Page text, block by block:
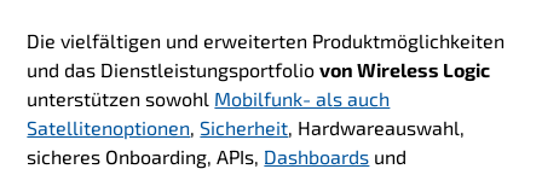
Die vielfältigen und erweiterten Produktmöglichkeiten
und das Dienstleistungsportfoliovon Wireless Logic
unterstützen sowohl Mobilfunk- als auch
Satellitenoptionen ,Sicherheit , Hardwareauswahl,
sicheres Onboarding, APIs, Dashboards und